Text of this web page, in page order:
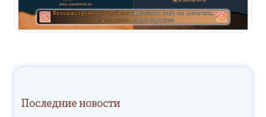
Последние новости